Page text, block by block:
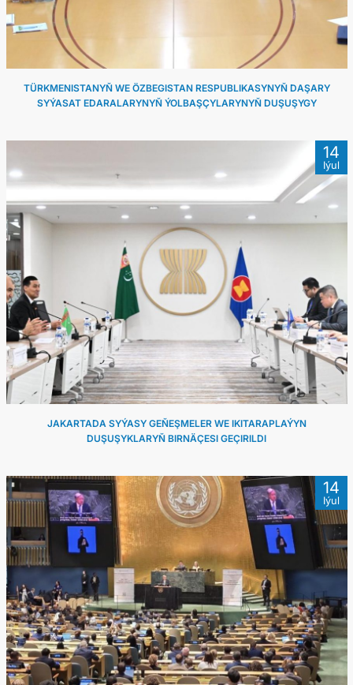
TÜRKMENISTANYŇ WE ÖZBEGISTAN RESPUBLIKASYNYŇ DAŞARY
SYÝASAT EDARALARYNYŇ ÝOLBAŞÇYLARYNYŇ DUŞUŞYGY
14
Iýul
JAKARTADA SYÝASY GEŇEŞMELER WE IKITARAPLAÝYN
DUŞUŞYKLARYŇ BIRNÄÇESI GEÇIRILDI
14
Iýul